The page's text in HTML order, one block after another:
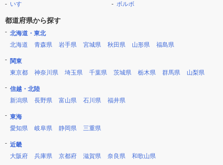
いすゞ
ボルボ
都道府県から探す
北海道・東北
北海道
青森県 岩手県 宮城県 秋田県 山形県 福島県
関東
東京都
神奈川県 埼玉県 千葉県 茨城県 栃木県 群馬県 山梨県
信越・北陸
新潟県
長野県 富山県 石川県 福井県
東海
愛知県
岐阜県 静岡県 三重県
近畿
大阪府
兵庫県 京都府 滋賀県 奈良県 和歌山県